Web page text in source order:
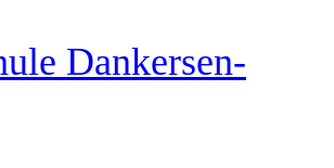
Dankersen-